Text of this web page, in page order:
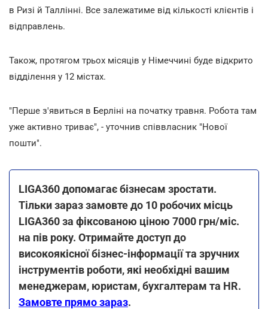
в Ризі й Таллінні. Все залежатиме від кількості клієнтів і
відправлень.
Також, протягом трьох місяців у Німеччині буде відкрито
відділення у 12 містах.
"Перше з'явиться в Берліні на початку травня. Робота там
уже активно триває", - уточнив співвласник "Нової
пошти".
LIGA360 допомагає бізнесам зростати.
Тільки зараз замовте до 10 робочих місць
LIGA360 за фіксованою ціною 7000 грн/міс.
на пів року. Отримайте доступ до
високоякісної бізнес-інформації та зручних
інструментів роботи, які необхідні вашим
менеджерам, юристам, бухгалтерам та HR.
Замовте прямо зараз.